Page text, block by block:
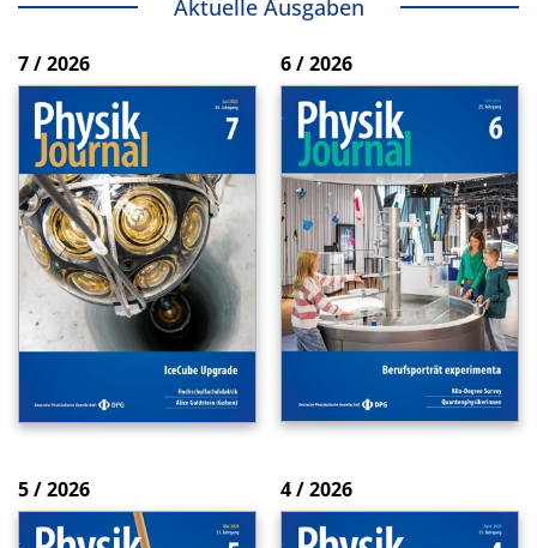
Aktuelle Ausgaben
7 / 2026 6 / 2026
5 / 2026 4 / 2026